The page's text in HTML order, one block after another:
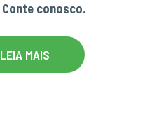
Conte conosco.
LEIA MAIS